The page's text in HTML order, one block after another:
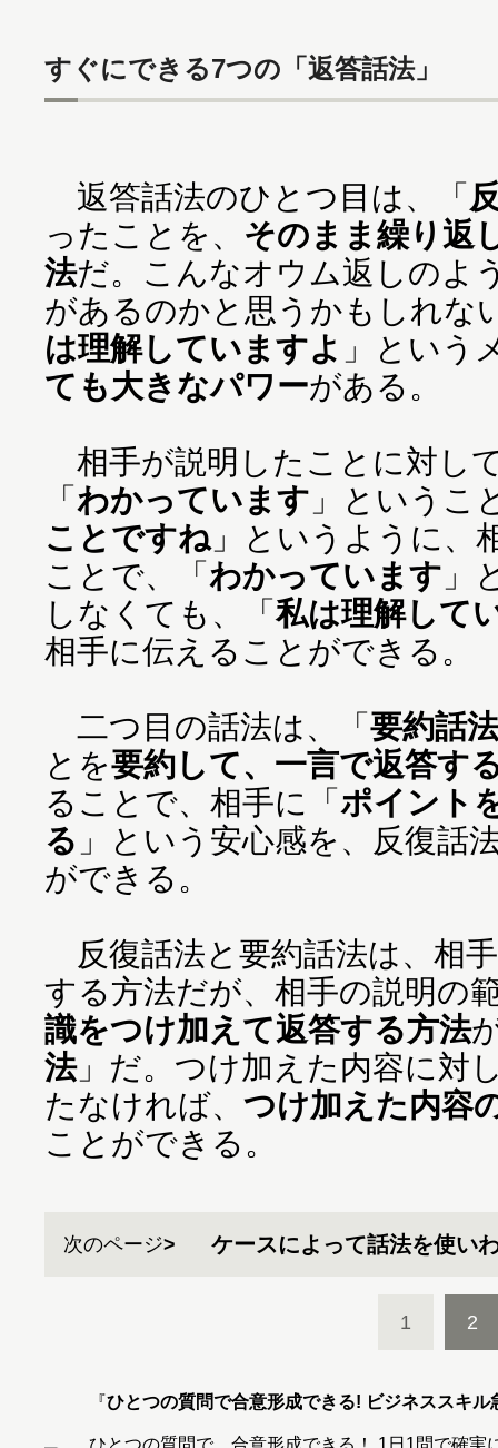
すぐにできる7つの「返答話法」
返答話法のひとつ目は、「
ったことを、 そのまま繰り返
法だ。こんなオウム返しのよ
があるのかと思うかもしれな
は理解していますよ 」という
ても大きなパワーがある。
相手が説明したことに対し
「わかっています 」というこ
ことですね 」というように、
ことで、「わかっています 」
しなくても、「私は理解して
相手に伝えることができる。
二つ目の話法は、「要約話法
とを要約して、一言で返答す
ることで、相手に「ポイント
る 」という安心感を、反復話
ができる。
反復話法と要約話法は、相
する方法だが、相手の説明の
識をつけ加えて返答する方法
法」だ。つけ加えた内容に対
たなければ、 つけ加えた内容
ことができる。
次のページ ケースによって話法を使い
1 2
『ひとつの質問で合意形成できる! ビジネススキル
ひとつの質問で、合意形成できる！ 1日1問で確実